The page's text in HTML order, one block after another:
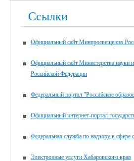
Ссылки
Официальный сайт Минпросвещения
Официальный сайт Министерства науки
Российской Федерации
Федеральный портал "Российское
Официальный интернет-портал
Федеральная служба по надзору в сфере
Электронные услуги Хабаровского края